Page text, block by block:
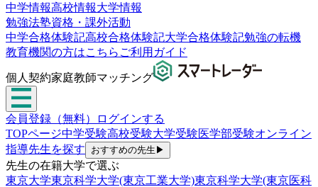
中学情報高校情報大学情報
勉強法塾資格・課外活動
中学合格体験記高校合格体験記大学合格体験記勉強の転機
教育機関の方はこちら ご利用ガイド
個人契約家庭教師マッチング
会員登録（無料）
ログインする
TOPページ中学受験高校受験大学受験医学部受験オンライン
指導先生を探す おすすめの先生 ▶
先生の在籍大学で選ぶ
東京大学東京科学大学(東京工業大学)東京科学大学(東京医科